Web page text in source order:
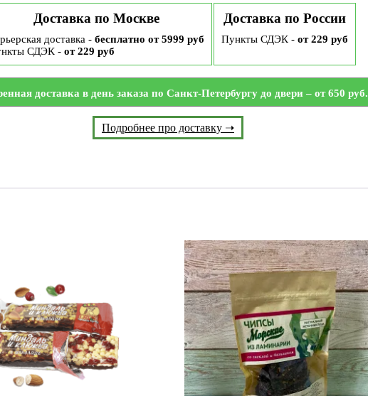
Доставка по Москве
доставка - бесплатно от 5999 руб
СДЭК - от 229 руб
Доставка по России
Пункты СДЭК - от 229 руб
доставка в день заказа по Санкт-Петербургу до двери – от 650 руб.
Подробнее про доставку ➝